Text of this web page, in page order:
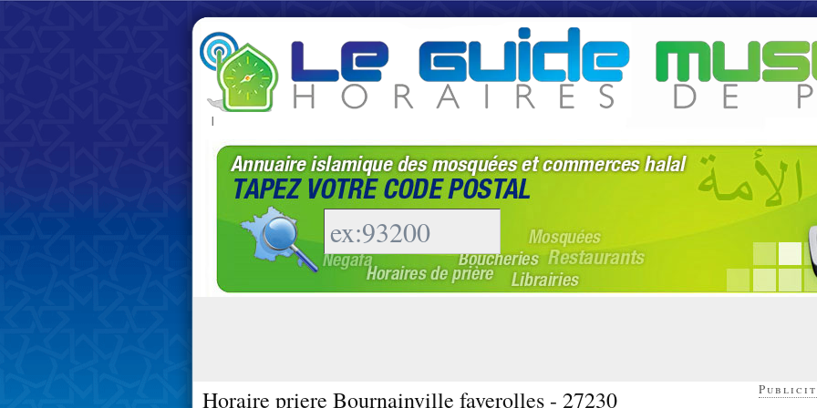
|
Horaire priere Bournainville faverolles - 27230